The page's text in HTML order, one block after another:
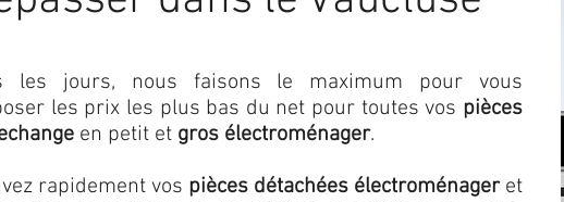
les jours, nous faisons le maximum pour vous
les prix les plus bas du net pour toutes vos pièces
en petit et gros électroménager.
rapidement vos pièces détachées électroménageret